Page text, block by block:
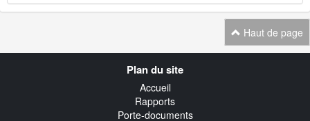
Haut de page
Plan du site
Accueil
Rapports
Porte-documents